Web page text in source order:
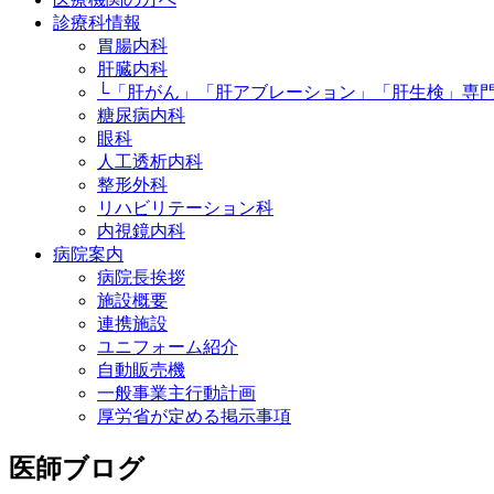
診療科情報
胃腸内科
肝臓内科
└「肝がん」「肝アブレーション」「肝生検」専
糖尿病内科
眼科
人工透析内科
整形外科
リハビリテーション科
内視鏡内科
病院案内
病院長挨拶
施設概要
連携施設
ユニフォーム紹介
自動販売機
一般事業主行動計画
厚労省が定める掲示事項
医師ブログ